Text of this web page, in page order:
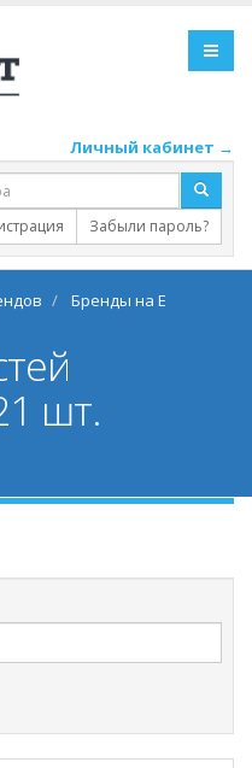
Личный кабинет →
Забыли пароль?
Бренды на E
шт.